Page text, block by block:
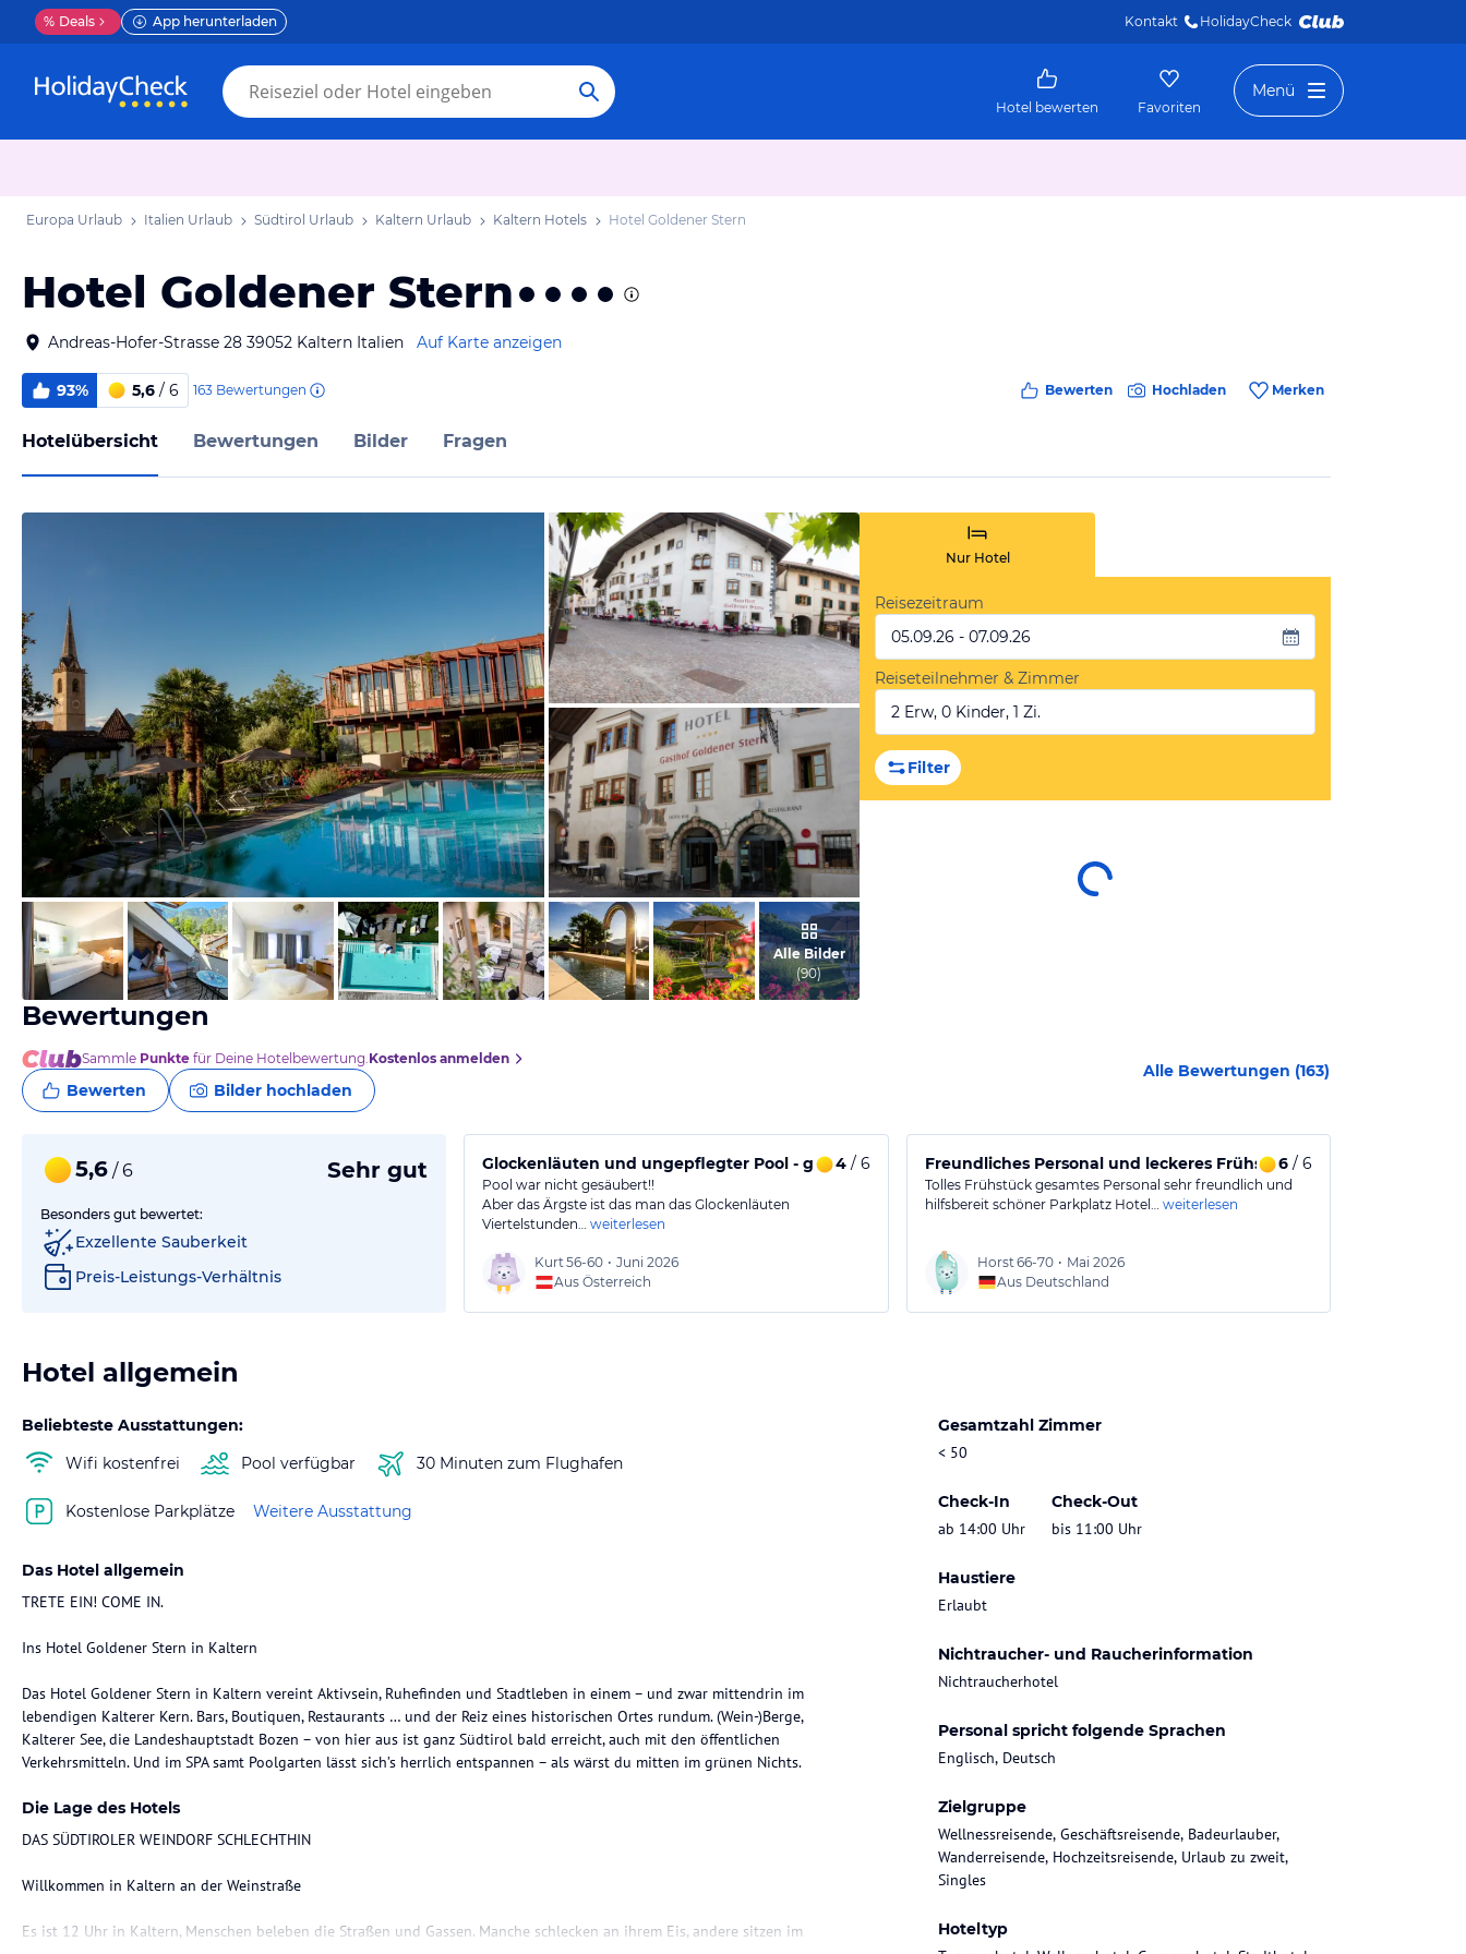
% Deals App herunterladen Kontakt HolidayCheck
Hotel bewerten Favoriten
Menü
Europa Urlaub Italien Urlaub Südtirol Urlaub Kaltern Urlaub Kaltern Hotels Hotel Goldener Stern
Hotel Goldener Stern
Andreas-Hofer-Strasse 28 39052 Kaltern Italien Auf Karte anzeigen
93% 5,6 / 6 163 Bewertungen Bewerten Hochladen Merken
Hotelübersicht Bewertungen Bilder Fragen
vom Hotelier, April 2023
vom Hotelier, Oktober 2017
von Jana, September 2010
Alle Bilder
(90)
Nur Hotel
Reisezeitraum
05.09.26 - 07.09.26
Reiseteilnehmer & Zimmer
2 Erw, 0 Kinder, 1 Zi.
Filter
Bewertungen
Sammle Punkte für Deine Hotelbewertung.Kostenlos anmelden
Bewerten Bilder hochladen
Alle Bewertungen (163)
5,6 / 6 Sehr gut
Besonders gut bewertet:
Exzellente Sauberkeit
Preis-Leistungs-Verhältnis
Glockenläuten und ungepflegter Pool - guter Frühstücksservice
4/ 6
Pool war nicht gesäubert!!
Aber das Ärgste ist das man das Glockenläuten
Viertelstunden… weiterlesen
Kurt56-60 • Juni 2026
Aus Österreich
Freundliches Personal und leckeres Frühstück begeistert
6/ 6
Tolles Frühstück gesamtes Personal sehr freundlich und
hilfsbereit schöner Parkplatz Hotel… weiterlesen
Horst66-70 • Mai 2026
Aus Deutschland
Hotel allgemein
Beliebteste Ausstattungen:
Wifi kostenfrei
Pool verfügbar 30 Minuten zum Flughafen
Kostenlose Parkplätze Weitere Ausstattung
Gesamtzahl Zimmer
< 50
Check-In
ab 14:00 Uhr
Check-Out
bis 11:00 Uhr
Haustiere
Erlaubt
Nichtraucher- und Raucherinformation
Nichtraucherhotel
Personal spricht folgende Sprachen
Englisch, Deutsch
Zielgruppe
Wellnessreisende, Geschäftsreisende, Badeurlauber,
Wanderreisende, Hochzeitsreisende, Urlaub zu zweit,
Singles
Hoteltyp
Das Hotel allgemein
TRETE EIN! COME IN.
Ins Hotel Goldener Stern in Kaltern
Das Hotel Goldener Stern in Kaltern vereint Aktivsein, Ruhefinden und Stadtleben in einem – und zwar mittendrin im
lebendigen Kalterer Kern. Bars, Boutiquen, Restaurants … und der Reiz eines historischen Ortes rundum. (Wein-)Berge,
Kalterer See, die Landeshauptstadt Bozen – von hier aus ist ganz Südtirol bald erreicht, auch mit den öffentlichen
Verkehrsmitteln. Und im SPA samt Poolgarten lässt sich’s herrlich entspannen – als wärst du mitten im grünen Nichts.
Die Lage des Hotels
DAS SÜDTIROLER WEINDORF SCHLECHTHIN
Willkommen in Kaltern an der Weinstraße
Es ist 12 Uhr in Kaltern, Menschen beleben die Straßen und Gassen. Manche schlecken an ihrem Eis, andere sitzen im